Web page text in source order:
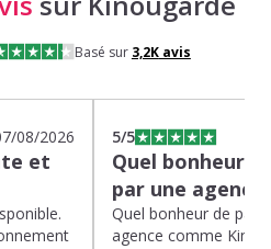
Basé sur 3,2Kavis
08/2026
et
5/5
Quel bonheur
par une
Quel bonheur de
agence comme